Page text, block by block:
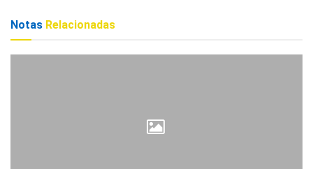
Notas Relacionadas